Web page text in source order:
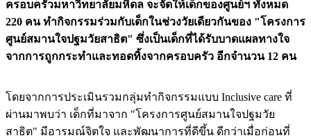
ครอบครัวมหาวิทยาลัยมหิดล จะจัดให้เด็กของศูนย์ฯ ทั้งหมด
220 คน ทำกิจกรรมร่วมกับเด็กในช่วงวัยเดียวกันของ "โครงการ
ศูนย์สมานใจปฐมวัยสาธิต" ซึ่งเป็นเด็กที่ได้รับบาดแผลทางใจ
จากการถูกกระทำและทอดทิ้งจากครอบครัว อีกจำนวน 12 คน
โดยจากการประเมินรวมกลุ่มทำกิจกรรมแบบ Inclusive care ที่
ผ่านมาพบว่า เด็กที่มาจาก "โครงการศูนย์สมานใจปฐมวัย
สาธิต" มีอารมณ์จิตใจ และพัฒนาการที่ดีขึ้น ดีกว่าเมื่อก่อนที่